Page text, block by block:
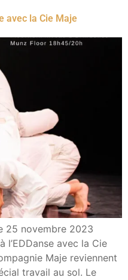
avec la Cie Maje​
25 novembre 2023
l’EDDanse avec la Cie
Maje reviennent
travail au sol. Le